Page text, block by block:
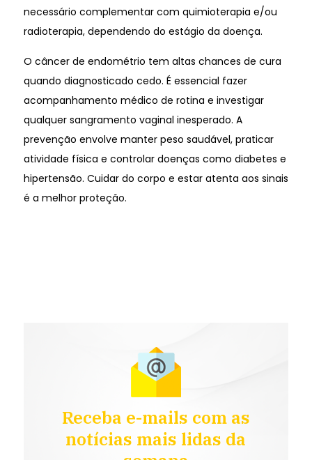
necessário complementar com quimioterapia e/ou
radioterapia, dependendo do estágio da doença.
O câncer de endométrio tem altas chances de cura
quando diagnosticado cedo. É essencial fazer
acompanhamento médico de rotina e investigar
qualquer sangramento vaginal inesperado. A
prevenção envolve manter peso saudável, praticar
atividade física e controlar doenças como diabetes e
hipertensão. Cuidar do corpo e estar atenta aos sinais
é a melhor proteção.
Receba e-mails com as
notícias mais lidas da